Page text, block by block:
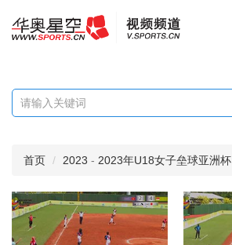
首页 2023 - 2023年U18女子垒球亚洲杯